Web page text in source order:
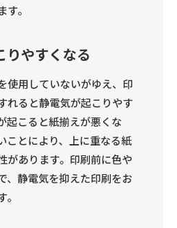
。
りやすくなる
使用していないがゆえ、印
れると静電気が起こりやす
起こると紙揃えが悪くな
ことにより、上に重なる紙
があります。印刷前に色や
、静電気を抑えた印刷をお